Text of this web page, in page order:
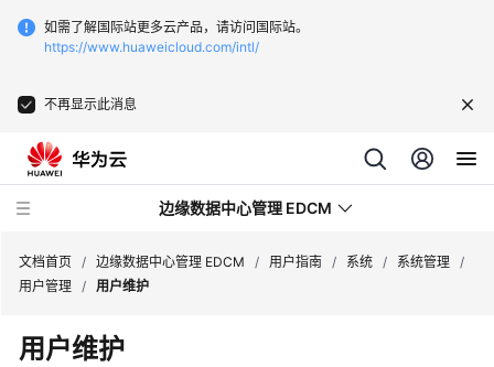
如需了解国际站更多云产品，请访问国际站。
https://www.huaweicloud.com/intl/
不再显示此消息
边缘数据中心管理 EDCM
品
文档首页 / 边缘数据中心管理 EDCM / 用户指南 / 系统 / 系统管理 /
用户管理 / 用户维护
用户维护